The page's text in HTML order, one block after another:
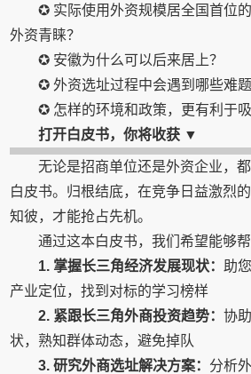
✪ 实际使用外资规模居全国首位
外资青睐？
✪ 安徽为什么可以后来居上？
✪ 外资选址过程中会遇到哪些难题
✪ 怎样的环境和政策，更有利于吸
打开白皮书，你将收获 ▼
无论是招商单位还是外资企业，
白皮书。归根结底，在竞争日益激烈
知彼，才能抢占先机。
通过这本白皮书，我们希望能够帮
1. 掌握长三角经济发展现状： 助
产业定位，找到对标的学习榜样
2. 紧跟长三角外商投资趋势：协
状，熟知群体动态，避免掉队
3. 研究外商选址解决方案： 分析